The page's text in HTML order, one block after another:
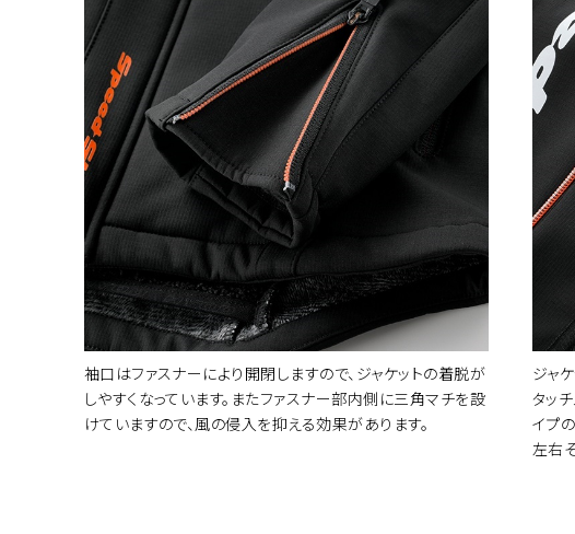
袖口はファスナーにより開閉しますので、ジャケットの着脱が
しやすくなっています。またファスナー部内側に三角マチを設
けていますので、風の侵入を抑える効果があります。
ジャ
タッ
イプ
左右
GREY
GREY